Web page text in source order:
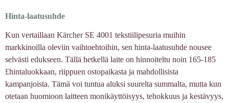
Hinta-laatusuhde
Kun vertaillaan Kärcher SE 4001 tekstiilipesuria muihin
markkinoilla oleviin vaihtoehtoihin, sen hinta-laatusuhde nousee
selvästi edukseen. Tällä hetkellä laite on hinnoiteltu noin 165-185
£hintaluokkaan, riippuen ostopaikasta ja mahdollisista
kampanjoista. Tämä voi tuntua aluksi suurelta summalta, mutta kun
otetaan huomioon laitteen monikäyttöisyys, tehokkuus ja kestävyys,